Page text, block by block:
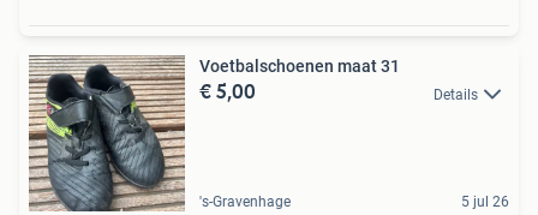
Voetbalschoenen maat 31
€ 5,00 Details
's-Gravenhage 5 jul 26